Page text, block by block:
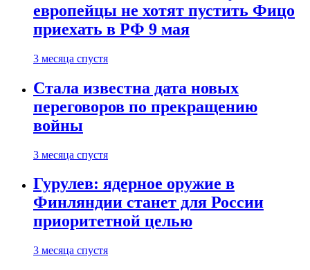
европейцы не хотят пустить Фицо
приехать в РФ 9 мая
3 месяца спустя
Стала известна дата новых
переговоров по прекращению
войны
3 месяца спустя
Гурулев: ядерное оружие в
Финляндии станет для России
приоритетной целью
3 месяца спустя